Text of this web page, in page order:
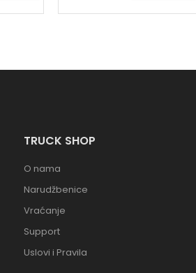
TRUCK SHOP
O nama
Narudžbenice
Vraćanje
Support
Uslovi i Pravila